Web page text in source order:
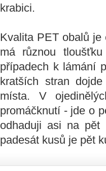
krabici.
Kvalita PET obalů
má různou
případech k lámání
kratších stran
místa. V
promáčknutí - jde o
odhaduji asi na pět
padesát kusů je pět